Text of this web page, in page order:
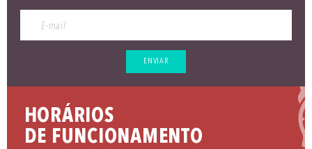
ENVIAR
HORÁRIOS
DE FUNCIONAMENTO